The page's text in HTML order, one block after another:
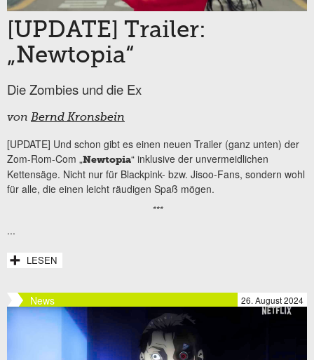
[UPDATE] Trailer:
„Newtopia“
Die Zombies und die Ex
von Bernd Kronsbein
[UPDATE] Und schon gibt es einen neuen Trailer (ganz unten) der
Zom-Rom-Com „Newtopia“ inklusive der unvermeidlichen
Kettensäge. Nicht nur für Blackpink- bzw. Jisoo-Fans, sondern wohl
für alle, die einen leicht räudigen Spaß mögen.
***
...
LESEN
News 26. August 2024